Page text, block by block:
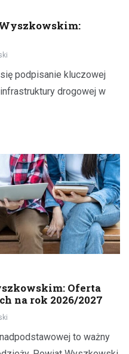
podpisanie kluczowej
drogowej w
Oferta
na rok 2026/2027
to ważny